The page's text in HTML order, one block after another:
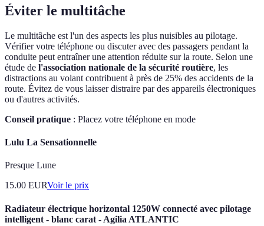
Éviter le multitâche
Le multitâche est l'un des aspects les plus nuisibles au pilotage.
Vérifier votre téléphone ou discuter avec des passagers pendant la
conduite peut entraîner une attention réduite sur la route. Selon une
étude de l'association nationale de la sécurité routière, les
distractions au volant contribuent à près de 25% des accidents de la
route. Évitez de vous laisser distraire par des appareils électroniques
ou d'autres activités.
Conseil pratique : Placez votre téléphone en mode
Lulu La Sensationnelle
Presque Lune
15.00 EURVoir le prix
Radiateur électrique horizontal 1250W connecté avec pilotage
intelligent - blanc carat - Agilia ATLANTIC